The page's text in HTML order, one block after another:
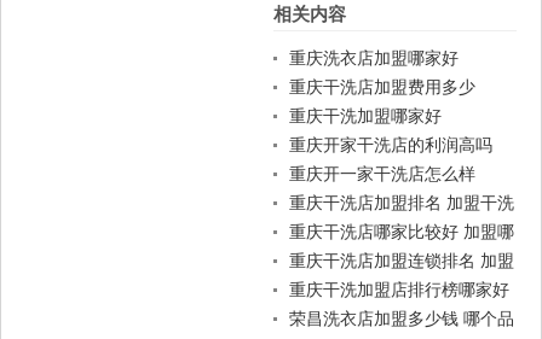
篇
相关内容
重庆洗衣店加盟哪家好
重庆干洗店加盟费用多少
重庆干洗加盟哪家好
重庆开家干洗店的利润高吗
重庆开一家干洗店怎么样
重庆干洗店加盟排名 加盟干洗
店一般费用
重庆干洗店哪家比较好 加盟哪
家好
重庆干洗店加盟连锁排名 加盟
赚钱吗
重庆干洗加盟店排行榜哪家好
荣昌洗衣店加盟多少钱 哪个品